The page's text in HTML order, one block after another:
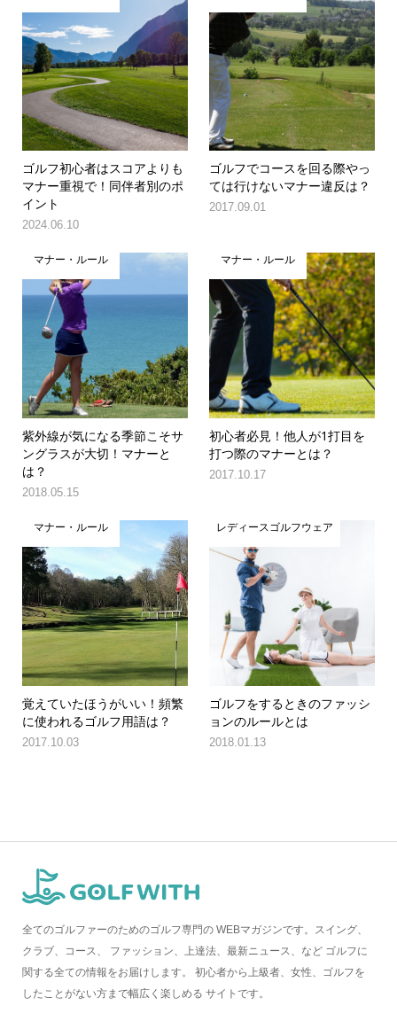
ゴルフ初心者はスコアよりも
マナー重視で！同伴者別のポ
イント
2024.06.10
ゴルフでコースを回る際やっ
ては行けないマナー違反は？
2017.09.01
マナー・ルール
紫外線が気になる季節こそサ
ングラスが大切！マナーと
は？
2018.05.15
マナー・ルール
初心者必見！他人が1打目を
打つ際のマナーとは？
2017.10.17
マナー・ルール
覚えていたほうがいい！頻繁
に使われるゴルフ用語は？
2017.10.03
レディースゴルフウェア
ゴルフをするときのファッシ
ョンのルールとは
2018.01.13
全てのゴルファーのためのゴルフ専門の WEBマガジンです。スイング、
クラブ、コース、 ファッション、上達法、最新ニュース、など ゴルフに
関する全ての情報をお届けします。 初心者から上級者、女性、ゴルフを
したことがない方まで幅広く楽しめる サイトです。